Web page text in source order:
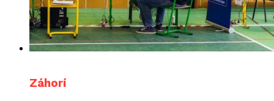
Záhorí